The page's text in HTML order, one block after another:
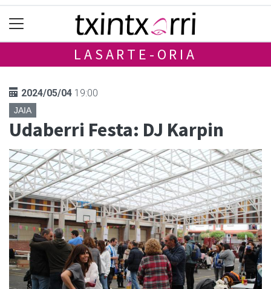
LASARTE-ORIA
2024/05/04 19:00
JAIA
Udaberri Festa: DJ Karpin